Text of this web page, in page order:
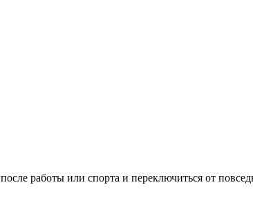
работы или спорта и переключиться от